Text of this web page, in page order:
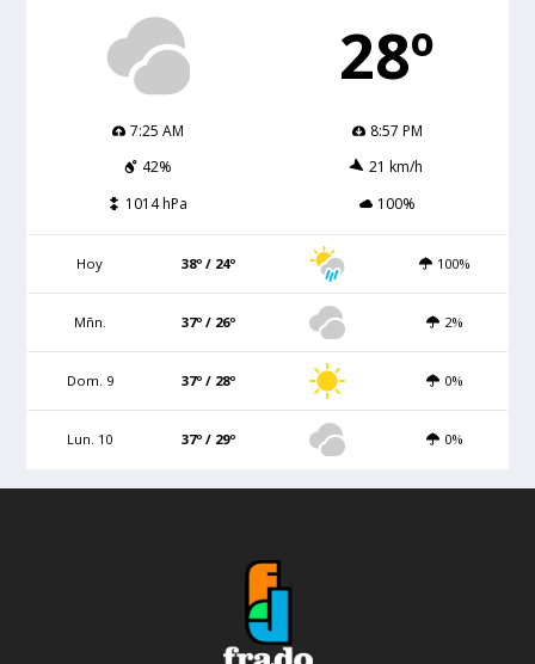
28º
7:25 AM
8:57 PM
42%
21 km/h
1014 hPa
100%
Hoy 38º / 24º 100%
Mñn. 37º / 26º 2%
Dom. 9 37º / 28º 0%
Lun. 10 37º / 29º 0%